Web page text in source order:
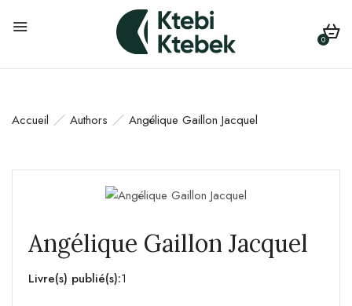
0
Accueil Authors Angélique Gaillon Jacquel
Angélique Gaillon Jacquel
Livre(s) publié(s):1